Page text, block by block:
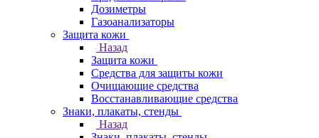
Дозиметры
Газоанализаторы
Защита кожи
Назад
Защита кожи
Средства для защиты кожи
Очищающие средства
Восстанавливающие средства
Знаки, плакаты, стенды
Назад